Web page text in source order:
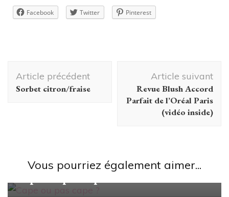
Facebook Twitter Pinterest
d'article
Article précédent
Sorbet citron/fraise
Article suivant
Revue Blush Accord
Parfait de l’Oréal Paris
(vidéo inside)
Vous pourriez également aimer...
Looks/Conseils
Cape ou pas cape ?
Looks/Conseils